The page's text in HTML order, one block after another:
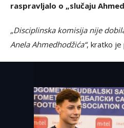
raspravljalo o „slučaju
„Disciplinska komisija nije
Anela Ahmedhodžića“, kratko je